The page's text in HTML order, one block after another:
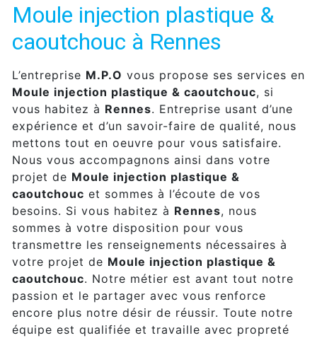
Moule injection plastique &
caoutchouc à Rennes
L’entreprise M.P.O vous propose ses services en
Moule injection plastique & caoutchouc, si
vous habitez à Rennes. Entreprise usant d’une
expérience et d’un savoir-faire de qualité, nous
mettons tout en oeuvre pour vous satisfaire.
Nous vous accompagnons ainsi dans votre
projet de Moule injection plastique &
caoutchouc et sommes à l’écoute de vos
besoins. Si vous habitez à Rennes, nous
sommes à votre disposition pour vous
transmettre les renseignements nécessaires à
votre projet de Moule injection plastique &
caoutchouc. Notre métier est avant tout notre
passion et le partager avec vous renforce
encore plus notre désir de réussir. Toute notre
équipe est qualifiée et travaille avec propreté